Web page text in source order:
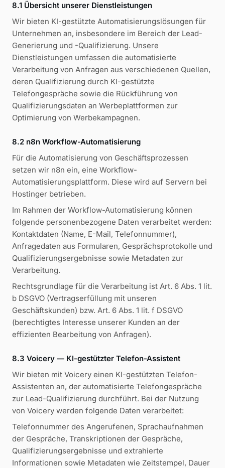
8.1 Übersicht unserer Dienstleistungen
Wir bieten KI-gestützte Automatisierungslösungen für
Unternehmen an, insbesondere im Bereich der Lead-
Generierung und -Qualifizierung. Unsere
Dienstleistungen umfassen die automatisierte
Verarbeitung von Anfragen aus verschiedenen Quellen,
deren Qualifizierung durch KI-gestützte
Telefongespräche sowie die Rückführung von
Qualifizierungsdaten an Werbeplattformen zur
Optimierung von Werbekampagnen.
8.2 n8n Workflow-Automatisierung
Für die Automatisierung von Geschäftsprozessen
setzen wir n8n ein, eine Workflow-
Automatisierungsplattform. Diese wird auf Servern bei
Hostinger betrieben.
Im Rahmen der Workflow-Automatisierung können
folgende personenbezogene Daten verarbeitet werden:
Kontaktdaten (Name, E-Mail, Telefonnummer),
Anfragedaten aus Formularen, Gesprächsprotokolle und
Qualifizierungsergebnisse sowie Metadaten zur
Verarbeitung.
Rechtsgrundlage für die Verarbeitung ist Art. 6 Abs. 1 lit.
b DSGVO (Vertragserfüllung mit unseren
Geschäftskunden) bzw. Art. 6 Abs. 1 lit. f DSGVO
(berechtigtes Interesse unserer Kunden an der
effizienten Bearbeitung von Anfragen).
8.3 Voicery — KI-gestützter Telefon-Assistent
Wir bieten mit Voicery einen KI-gestützten Telefon-
Assistenten an, der automatisierte Telefongespräche
zur Lead-Qualifizierung durchführt. Bei der Nutzung
von Voicery werden folgende Daten verarbeitet:
Telefonnummer des Angerufenen, Sprachaufnahmen
der Gespräche, Transkriptionen der Gespräche,
Qualifizierungsergebnisse und extrahierte
Informationen sowie Metadaten wie Zeitstempel, Dauer